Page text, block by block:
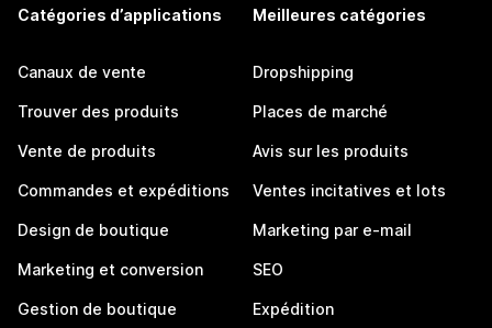
Catégories d’applications
Canaux de vente
Trouver des produits
Vente de produits
Commandes et expéditions
Design de boutique
Marketing et conversion
Gestion de boutique
Meilleures catégories
Dropshipping
Places de marché
Avis sur les produits
Ventes incitatives et lots
Marketing par e-mail
SEO
Expédition